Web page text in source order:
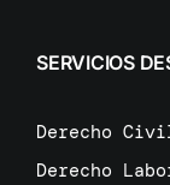
SERVICIOS
Derecho
Derecho